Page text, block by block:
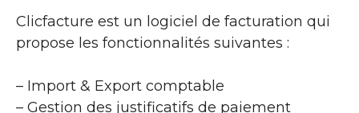
Clicfacture est un logiciel de facturation qui
propose les fonctionnalités suivantes :
– Import & Export comptable
– Gestion des justificatifs de paiement